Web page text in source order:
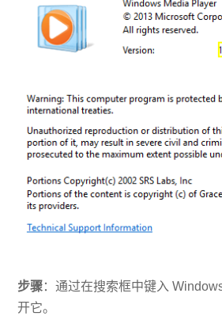
步骤：通过在搜索框中键入
开它。